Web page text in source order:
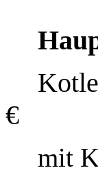
€
mit